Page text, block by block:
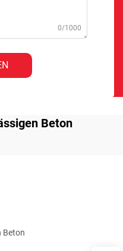
0/1000
Beton
Beton